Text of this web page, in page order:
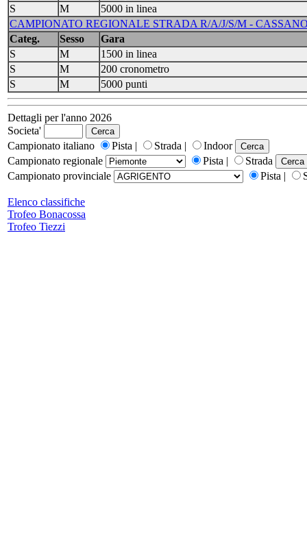
S
M
5000 in linea
CAMPIONATO REGIONALE STRADA R/A/J/S/M -
Categ.
Sesso
Gara
S
M
1500 in linea
S
M
200 cronometro
S
M 5000 punti
Dettagli per l'anno 2026
Societa'
Campionato italiano
Pista | Strada |
Indoor
Campionato regionale
Pista |
Strada
Campionato provinciale
Pista |
Elenco classifiche
Trofeo Bonacossa
Trofeo Tiezzi